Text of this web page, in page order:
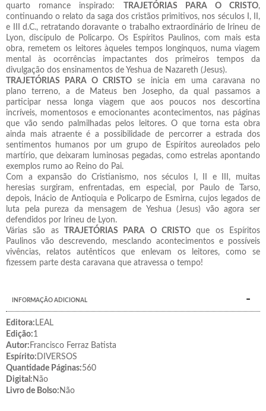
quarto romance inspirado:
TRAJETÓRIAS PARA O CRISTO,
continuando o relato da saga dos cristãos primitivos, nos séculos I, II,
e III d.C., retratando doravante o trabalho extraordinário de Irineu de
Lyon, discípulo de Policarpo. Os Espíritos Paulinos, com mais esta
obra, remetem os leitores àqueles tempos longínquos, numa viagem
mental às ocorrências impactantes dos primeiros tempos da
divulgação dos ensinamentos de Yeshua de Nazareth (Jesus).
TRAJETÓRIAS PARA O CRISTO se inicia em uma caravana no
plano terreno, a de Mateus ben Josepho, da qual passamos a
participar nessa longa viagem que aos poucos nos descortina
incríveis, momentosos e emocionantes acontecimentos, nas páginas
que vão sendo palmilhadas pelos leitores. O que torna esta obra
ainda mais atraente é a possibilidade de percorrer a estrada dos
sentimentos humanos por um grupo de Espíritos aureolados pelo
martírio, que deixaram luminosas pegadas, como estrelas apontando
exemplos rumo ao Reino do Pai.
Com a expansão do Cristianismo, nos séculos I, II e III, muitas
heresias surgiram, enfrentadas, em especial, por Paulo de Tarso,
depois, Inácio de Antioquia e Policarpo de Esmirna, cujos legados de
luta pela pureza da mensagem de Yeshua (Jesus) vão agora ser
defendidos por Irineu de Lyon.
Várias são as
TRAJETÓRIAS PARA O CRISTO que os Espíritos
Paulinos vão descrevendo, mesclando acontecimentos e possíveis
vivências, relatos autênticos que enlevam os leitores, como se
fizessem parte desta caravana que atravessa o tempo!
INFORMAÇÃO ADICIONAL
Editora: LEAL
Edição:1
Autor: Francisco Ferraz Batista
Espírito: DIVERSOS
Quantidade Páginas:560
Digital: Não
Livro de Bolso: Não